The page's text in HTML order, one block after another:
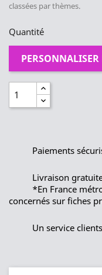
classées par thèmes.
Quantité
Paiements
Livraison
*En France
concernés sur fiches
Un service